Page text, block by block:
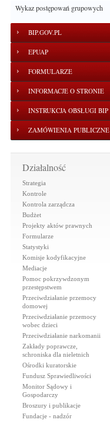
Wykaz postępowań grupowych
BIP.GOV.PL
EPUAP
FORMULARZE
INFORMACJE O STRONIE
INSTRUKCJA OBSŁUGI BIP
ZAMÓWIENIA PUBLICZNE
Działalność
Strategia
Kontrole
Kontrola zarządcza
Budżet
Projekty aktów prawnych
Formularze
Statystyki
Komisje kodyfikacyjne
Mediacje
Pomoc pokrzywdzonym
przestępstwem
Przeciwdziałanie przemocy
domowej
Przeciwdziałanie przemocy
wobec dzieci
Przeciwdziałanie narkomanii
Zakłady poprawcze,
schroniska dla nieletnich
Ośrodki kuratorskie
Fundusz Sprawiedliwości
Monitor Sądowy i
Gospodarczy
Broszury i publikacje
Fundacje - nadzór